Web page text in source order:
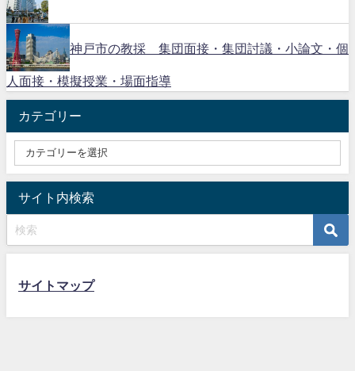
神戸市の教採 集団面接・集団討議・小論文・個
人面接・模擬授業・場面指導
カテゴリー
サイト内検索
サイトマップ